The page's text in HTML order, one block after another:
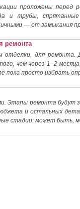
проложены
и трубы,
— от замыкания
ремонта
для ремонта.
чем через 1–2
пока просто избрать
Этапы ремонта будут
и остальных
стадии: может быть,